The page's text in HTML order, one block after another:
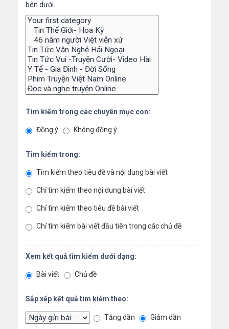
bên dưới.
Tìm kiếm trong các chuyên mục con:
Đồng ý Không đồng ý
Tìm kiếm trong:
Tìm kiếm theo tiêu đề và nội dung bài viết
Chỉ tìm kiếm theo nội dung bài viết
Chỉ tìm kiếm theo tiêu đề bài viết
Chỉ tìm kiếm bài viết đầu tiên trong các chủ đề
Xem kết quả tìm kiếm dưới dạng:
Bài viết Chủ đề
Sắp xếp kết quả tìm kiếm theo:
Tăng dần Giảm dần